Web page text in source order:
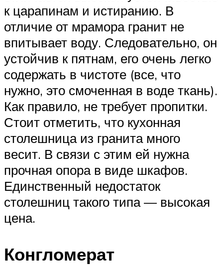
к царапинам и истиранию. В
отличие от мрамора гранит не
впитывает воду. Следовательно, он
устойчив к пятнам, его очень легко
содержать в чистоте (все, что
нужно, это смоченная в воде ткань).
Как правило, не требует пропитки.
Стоит отметить, что кухонная
столешница из гранита много
весит. В связи с этим ей нужна
прочная опора в виде шкафов.
Единственный недостаток
столешниц такого типа — высокая
цена.
Конгломерат